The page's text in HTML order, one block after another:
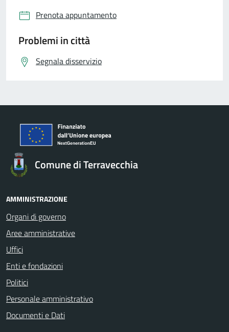
Prenota appuntamento
Problemi in città
Segnala disservizio
Comune di Terravecchia
AMMINISTRAZIONE
Organi di governo
Aree amministrative
Uffici
Enti e fondazioni
Politici
Personale amministrativo
Documenti e Dati